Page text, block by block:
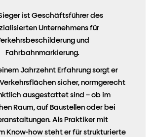
ist Geschäftsführer des
Unternehmens für
und
Fahrbahnmarkierung.
Jahrzehnt Erfahrung sorgt er
sicher, normgerecht
ausgestattet sind – ob im
Raum, auf Baustellen oder bei
Als Praktiker mit
Know-how steht er für strukturierte